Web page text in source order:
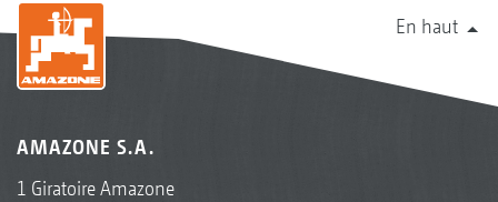
En haut
AMAZONE S.A.
1 Giratoire Amazone